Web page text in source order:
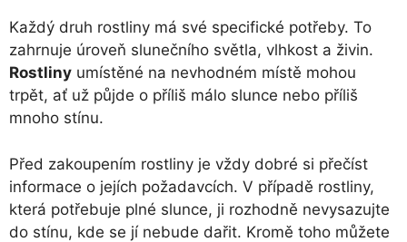
Každý druh rostliny má své specifické potřeby. To
zahrnuje úroveň slunečního světla, vlhkost a živin.
Rostliny umístěné na nevhodném místě mohou
trpět, ať už půjde o příliš málo slunce nebo příliš
mnoho stínu.
Před zakoupením rostliny je vždy dobré si přečíst
informace o jejích požadavcích. V případě rostliny,
která potřebuje plné slunce, ji rozhodně nevysazujte
do stínu, kde se jí nebude dařit. Kromě toho můžete